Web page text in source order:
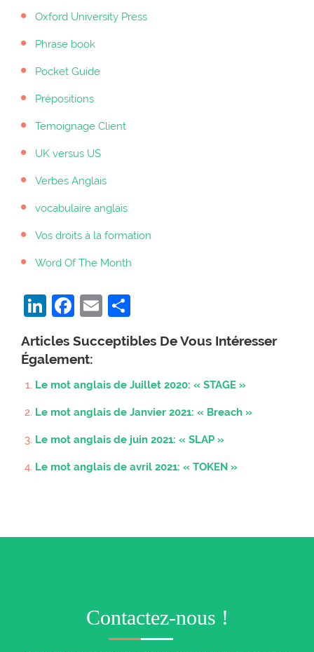
Oxford University Press
Phrase book
Pocket Guide
Prépositions
Temoignage Client
UK versus US
Verbes Anglais
vocabulaire anglais
Vos droits à la formation
Word Of The Month
LinkedIn
Facebook
Email
Articles Succeptibles De Vous Intéresser
Également:
Le mot anglais de Juillet 2020: « STAGE »
Le mot anglais de Janvier 2021: « Breach »
Le mot anglais de juin 2021: « SLAP »
Le mot anglais de avril 2021: « TOKEN »
Contactez-nous !